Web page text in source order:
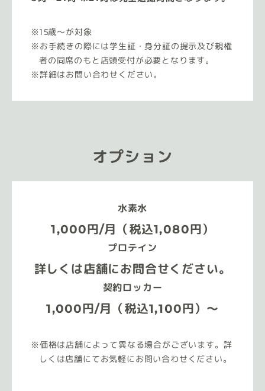
15歳〜が対象
お手続きの際には学生証・身分証の提示及び親権
者の同席のもと店頭受付が必要となります。
詳細はお問い合わせください。
オプション
水素水
1,000円/月（税込1,080円）
プロテイン
詳しくは店舗にお問合せください。
契約ロッカー
1,000円/月（税込1,100円）～
価格は店舗によって異なる場合がございます。詳
しくは店舗にてお気軽にお問い合わせください。